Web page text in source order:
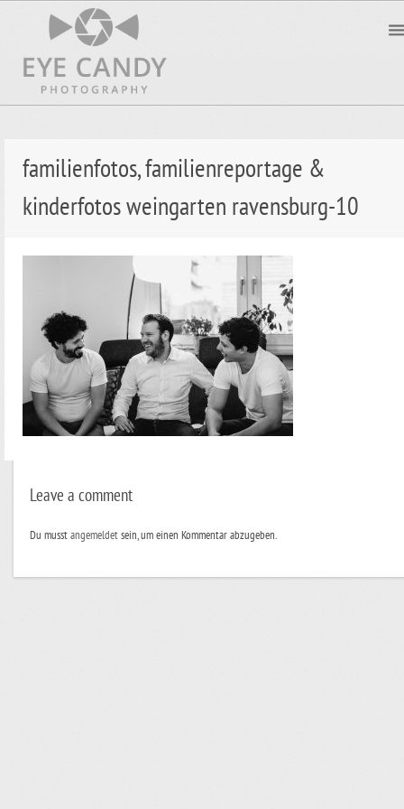
familienfotos, familienreportage &
kinderfotos weingarten ravensburg-10
Leave a comment
Du musstangemeldetsein, um einen Kommentar abzugeben.